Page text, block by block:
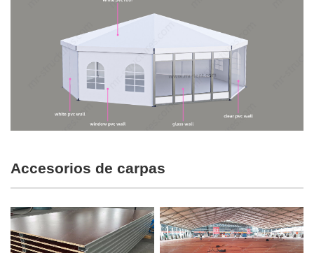
Accesorios de carpas